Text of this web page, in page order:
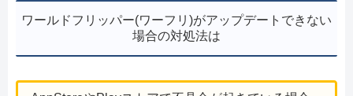
ワールドフリッパー(ワーフリ)がアップデートできない
場合の対処法は